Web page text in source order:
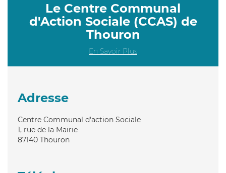
Le Centre Communal
d'Action Sociale (CCAS) de
Thouron
En Savoir Plus
Adresse
Centre Communal d'action Sociale
1, rue de la Mairie
87140 Thouron